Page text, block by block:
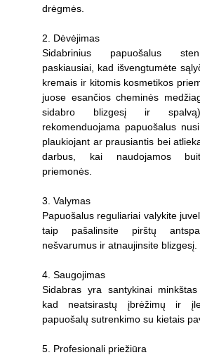
drėgmės.
2. Dėvėjimas
Sidabrinius papuošalus
paskiausiai, kad išvengtumėte
kremais ir kitomis kosmetikos
juose esančios cheminės
sidabro blizgesį ir
rekomenduojama papuošalus
plaukiojant ar prausiantis bei
darbus, kai naudojamos
priemonės.
3. Valymas
Papuošalus reguliariai valykite
taip pašalinsite pirštų
nešvarumus ir atnaujinsite blizgesį.
4. Saugojimas
Sidabras yra santykinai
kad neatsirastų įbrėžimų ir
papuošalų sutrenkimo su kietais
5. Profesionali priežiūra